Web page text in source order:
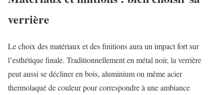
verrière
Le choix des matériaux et des finitions aura un impact fort sur
l’esthétique finale. Traditionnellement en métal noir, la verrière
peut aussi se décliner en bois, aluminium ou même acier
thermolaqué de couleur pour correspondre à une ambiance